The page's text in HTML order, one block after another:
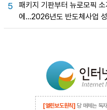
5
패키지 기판부터 뉴로모픽
에…2026년도 반도체사업 성
[열린보도원칙] 당 매체는 독